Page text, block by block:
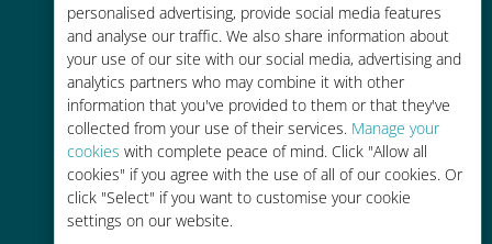
personalised advertising, provide social media features
and analyse our traffic. We also share information about
your use of our site with our social media, advertising and
analytics partners who may combine it with other
information that you've provided to them or that they've
collected from your use of their services. Manage your
cookies with complete peace of mind. Click "Allow all
cookies" if you agree with the use of all of our cookies. Or
click "Select" if you want to customise your cookie
settings on our website.
即時性
数分以内でQRコードがメールで届
き、スキャンできます